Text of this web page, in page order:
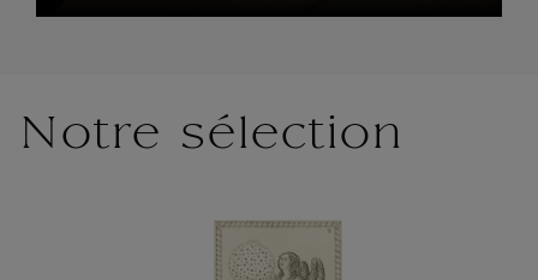
Notre sélection